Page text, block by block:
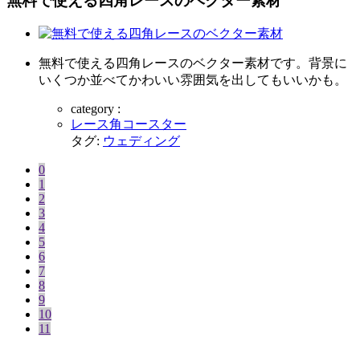
無料で使える四角レースのベクター素材です。背景に
いくつか並べてかわいい雰囲気を出してもいいかも。
category :
レース角コースター
タグ: ウェディング
0
1
2
3
4
5
6
7
8
9
10
11